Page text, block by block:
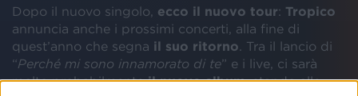
Dopo il nuovo singolo, ecco il nuovo tour: Tropico
annuncia anche i prossimi concerti, alla fine di
quest’anno che segna il suo ritorno . Tra il lancio di
“Perché mi sono innamorato di te” e i live, ci sarà
molto probabilmenteil nuovo album, stando alle